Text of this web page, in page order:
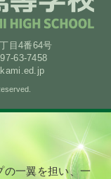
目4番64号
63-7458
一翼を担い、 一